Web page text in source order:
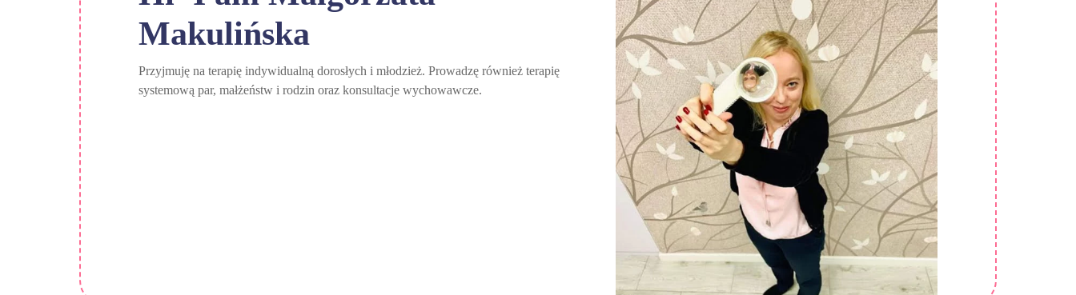
Makulińska
Przyjmuję na terapię indywidualną dorosłych i młodzież. Prowadzę również terapię
systemową par, małżeństw i rodzin oraz konsultacje wychowawcze.